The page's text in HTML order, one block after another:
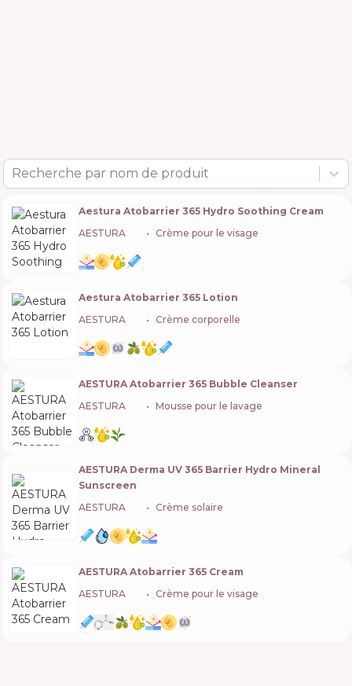
Recherche par nom de produit
Aestura Atobarrier 365 Hydro Soothing Cream
AESTURA
Crème pour le visage
Aestura Atobarrier 365 Lotion
AESTURA
Crème corporelle
AESTURA Atobarrier 365 Bubble Cleanser
AESTURA
Mousse pour le lavage
AESTURA Derma UV 365 Barrier Hydro Mineral
Sunscreen
AESTURA
Crème solaire
AESTURA Atobarrier 365 Cream
AESTURA
Crème pour le visage